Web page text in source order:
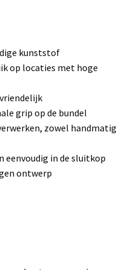
kunststof
op locaties met hoge
grip op de bundel
zowel
eenvoudig in de sluitkop
ontwerp